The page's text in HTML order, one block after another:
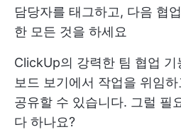
담당자를 태그하고, 다음 협
한 모든 것을 하세요
ClickUp의 강력한 팀 협업 기
보드 보기에서 작업을 위임
공유할 수 있습니다. 그럴 필
다 하나요?